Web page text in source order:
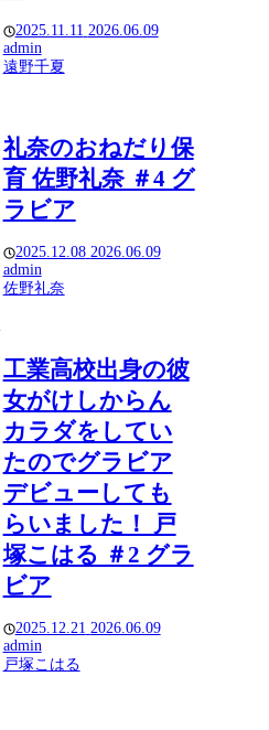
2025.11.11 2026.06.09
admin
遠野千夏
礼奈のおねだり保
育 佐野礼奈 ＃4 グ
ラビア
2025.12.08 2026.06.09
admin
佐野礼奈
工業高校出身の彼
女がけしからん
カラダをしてい
たのでグラビア
デビューしても
らいました！ 戸
塚こはる ＃2 グラ
ビア
2025.12.21 2026.06.09
admin
戸塚こはる